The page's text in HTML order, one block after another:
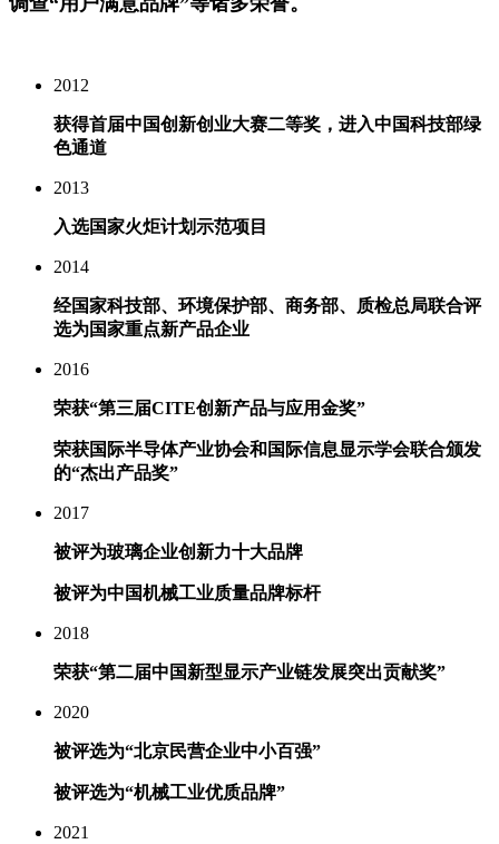
2012
获得首届中国创新创业大赛二等奖，进入中国科技部绿
色通道
2013
入选国家火炬计划示范项目
2014
经国家科技部、环境保护部、商务部、质检总局联合评
选为国家重点新产品企业
2016
荣获“第三届CITE创新产品与应用金奖”
荣获国际半导体产业协会和国际信息显示学会联合颁发
的“杰出产品奖”
2017
被评为玻璃企业创新力十大品牌
被评为中国机械工业质量品牌标杆
2018
荣获“第二届中国新型显示产业链发展突出贡献奖”
2020
被评选为“北京民营企业中小百强”
被评选为“机械工业优质品牌”
2021